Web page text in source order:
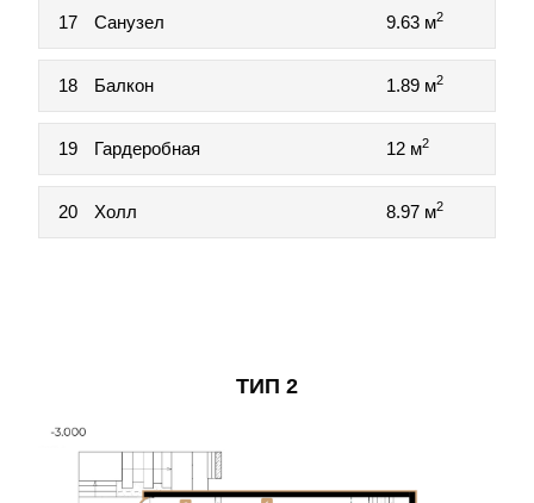
17 Санузел 9.63 м2
18 Балкон 1.89 м2
19 Гардеробная 12 м2
20 Холл 8.97 м2
ТИП 2